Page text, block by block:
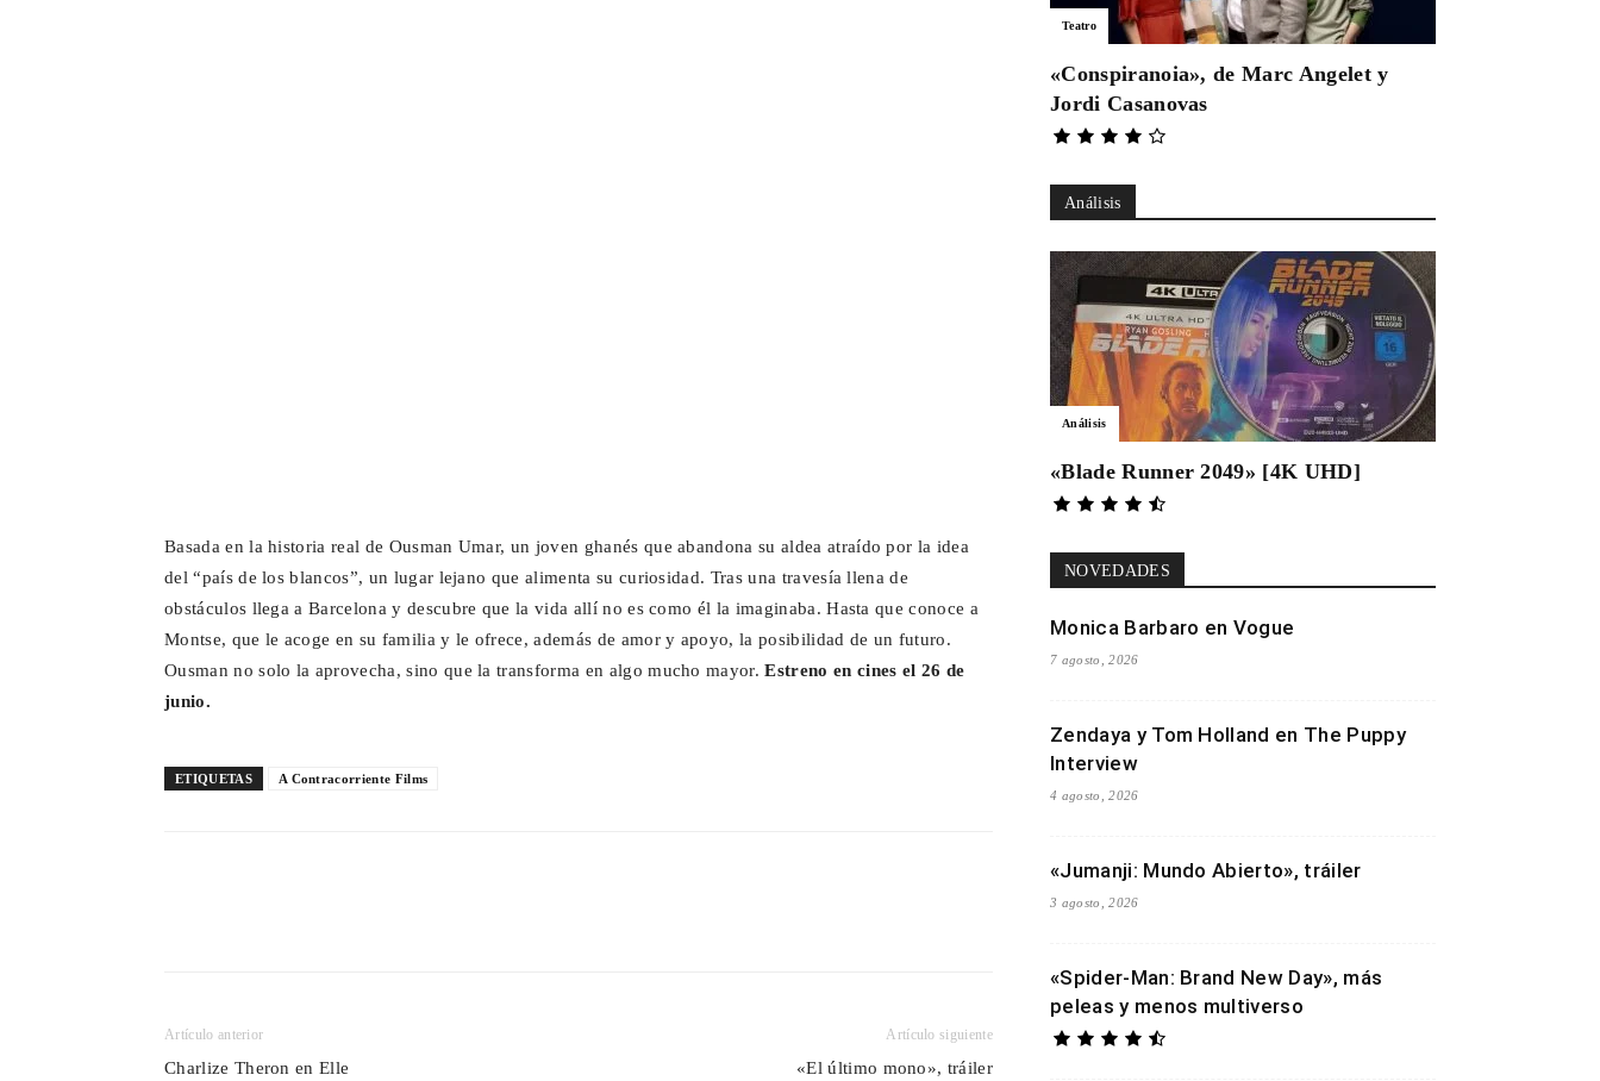
Basada en la historia real de Ousman Umar, un joven ghanés que abandona su aldea atraído por la idea
del “país de los blancos”, un lugar lejano que alimenta su curiosidad. Tras una travesía llena de
obstáculos llega a Barcelona y descubre que la vida allí no es como él la imaginaba. Hasta que conoce a
Montse, que le acoge en su familia y le ofrece, además de amor y apoyo, la posibilidad de un futuro.
Ousman no solo la aprovecha, sino que la transforma en algo mucho mayor.Estreno en cines el 26 de
junio.
ETIQUETAS A Contracorriente Films
Artículo anterior
Charlize Theron en Elle
Artículo siguiente
«El último mono», tráiler
Teatro
«Conspiranoia», de Marc Angelet y
Jordi Casanovas
Análisis
Análisis
«Blade Runner 2049» [4K UHD]
NOVEDADES
Monica Barbaro en Vogue
7 agosto, 2026
Zendaya y Tom Holland en The Puppy
Interview
4 agosto, 2026
«Jumanji: Mundo Abierto», tráiler
3 agosto, 2026
«Spider-Man: Brand New Day», más
peleas y menos multiverso